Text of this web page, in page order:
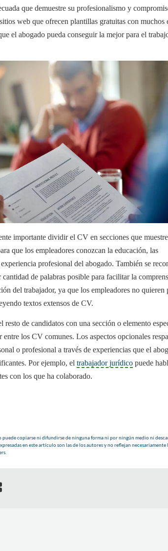
que demuestre su profesionalismo y
web que ofrecen plantillas gratuitas con muchos
el abogado pueda conseguir la mejor para el
importante dividir el CV en secciones que
que los empleadores conozcan la educación, las
profesional del abogado. También se
de palabras posible para facilitar la
del trabajador, ya que los empleadores no quieren
textos extensos de CV.
resto de candidatos con una sección o elemento
entre los CV comunes. Los aspectos opcionales
o profesional a través de experiencias que el
Por ejemplo, el trabajador jurídicopuede
con los que ha colaborado.
copiarse ni difundirse de ninguna forma ni por ningún medio ni
en este artículo son las de los autores y no reflejan